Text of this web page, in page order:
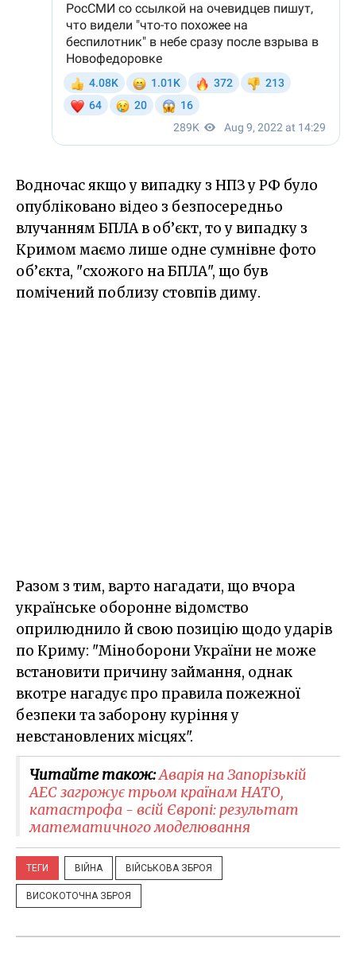
Водночас якщо у випадку з НПЗ у РФ було
опубліковано відео з безпосередньо
влучанням БПЛА в об’єкт, то у випадку з
Кримом маємо лише одне сумнівне фото
об’єкта, "схожого на БПЛА", що був
помічений поблизу стовпів диму.
Разом з тим, варто нагадати, що вчора
українське оборонне відомство
оприлюднило й свою позицію щодо ударів
по Криму: "Міноборони України не може
встановити причину займання, однак
вкотре нагадує про правила пожежної
безпеки та заборону куріння у
невстановлених місцях".
Читайте також:Аварія на Запорізькій
АЕС загрожує трьом країнам НАТО,
катастрофа - всій Європі: результат
математичного моделювання
ТЕГИ ВІЙНА ВІЙСЬКОВА ЗБРОЯ
ВИСОКОТОЧНА ЗБРОЯ